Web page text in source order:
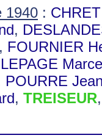
1940 :
,
, FOURNIER
LEPAGE
POURRE
, TREISEUR